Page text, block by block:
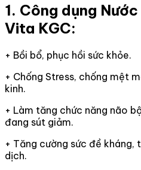
1. Công dụng
Vita KGC:
+ Bồi bổ, phục hồi sức khỏe.
+ Chống Stress, chống mệt
kinh.
+ Làm tăng chức năng não
đang sút giảm.
+ Tăng cường sức đề kháng,
dịch.